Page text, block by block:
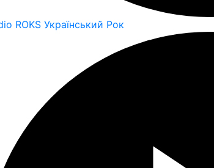
ROKS Український Рок